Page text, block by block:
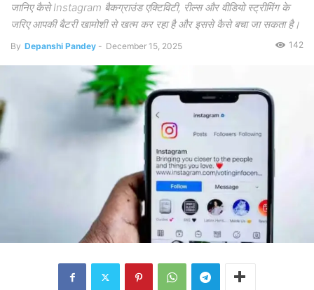
जानिए कैसे Instagram बैकग्राउंड एक्टिविटी, रील्स और वीडियो स्ट्रीमिंग के
जरिए आपकी बैटरी खामोशी से खत्म कर रहा है और इससे कैसे बचा जा सकता है।
By Depanshi Pandey - December 15, 2025 142